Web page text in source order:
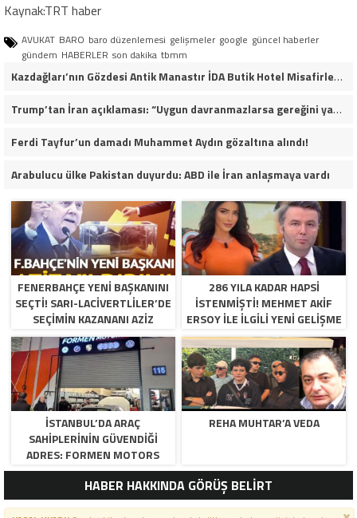
Kaynak:TRT haber
AVUKAT BARO baro düzenlemesi gelişmeler google güncel haberler
gündem HABERLER son dakika tbmm
Kazdağları’nın Gözdesi Antik Manastır İDA Butik Hotel Misafirlerinden Tam Not Alıyor
Trump’tan İran açıklaması: “Uygun davranmazlarsa gereğini yaparım”
Ferdi Tayfur’un damadı Muhammet Aydın gözaltına alındı!
Arabulucu ülke Pakistan duyurdu: ABD ile İran anlaşmaya vardı
FENERBAHÇE YENI BAŞKANINI
SEÇTI! SARI-LACIVERTLILER’DE
SEÇIMIN KAZANANI AZIZ
YILDIRIM OLDU
286 YILA KADAR HAPSI
ISTENMIŞTI! MEHMET AKIF
ERSOY ILE ILGILI YENI GELIŞME
İSTANBUL’DA ARAÇ
SAHIPLERININ GÜVENDIĞI
ADRES: FORMEN MOTORS
REHA MUHTAR’A VEDA
HABER HAKKINDA GÖRÜŞ BELİRT